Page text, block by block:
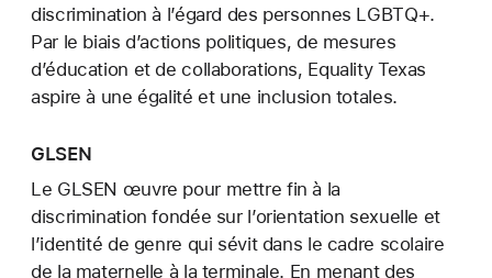
discrimination à l’égard des personnes LGBTQ+.
Par le biais d’actions politiques, de mesures
d’éducation et de collaborations, Equality Texas
aspire à une égalité et une inclusion totales.
GLSEN
Le GLSEN œuvre pour mettre fin à la
discrimination fondée sur l’orientation sexuelle et
l’identité de genre qui sévit dans le cadre scolaire
de la maternelle à la terminale. En menant des